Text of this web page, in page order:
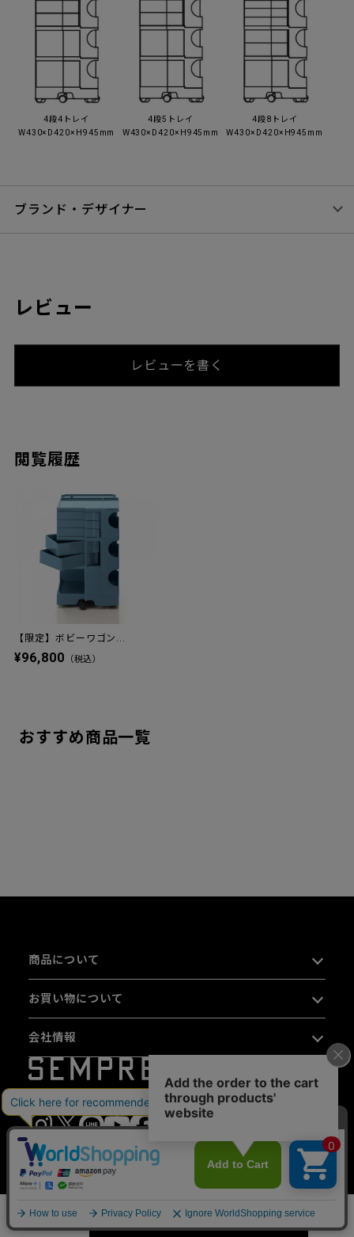
数量 カートに入れる
4段4トレイ
W430×D420×H945mm
4段5トレイ
W430×D420×H945mm
4段8トレイ
W430×D420×H945mm
ブランド・デザイナー
レビュー
レビューを書く
閲覧履歴
【限定】ボビーワゴン...
¥96,800 （税込）
おすすめ商品一覧
商品について
お買い物について
会社情報
03-6407-9100
お問い合わせフォーム をご利用ください。